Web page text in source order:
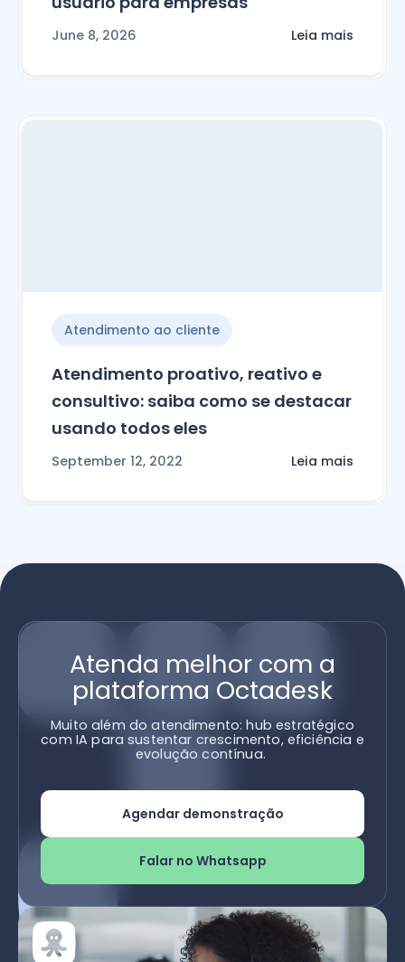
June 8, 2026 Leia mais
Atendimento ao cliente
Atendimento proativo, reativo e
consultivo: saiba como se destacar
usando todos eles
September 12, 2022 Leia mais
Atenda melhor com a
plataforma Octadesk
Muito além do atendimento: hub estratégico
com IA para sustentar crescimento, eficiência e
evolução contínua.
Agendar demonstração
Falar no Whatsapp